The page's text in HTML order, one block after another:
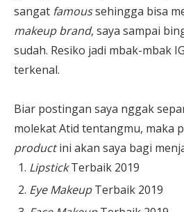
sangat famoussehingga bisa
makeup brand, saya sampai
sudah. Resiko jadi mbak-mbak IG
terkenal.
Biar postingan saya nggak
molekat Atid tentangmu, maka
productini akan saya bagi
LipstickTerbaik 2019
Eye MakeupTerbaik 2019